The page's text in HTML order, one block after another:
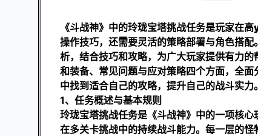
《斗战神》中的玲珑宝塔挑战任务是玩家在高
操作技巧，还需要灵活的策略部署与角色搭
析，结合技巧和攻略，为广大玩家提供有力
和装备、常见问题与应对策略四个方面，全
中找到适合自己的攻略，提升自己的战斗实力。
1、任务概述与基本规则
玲珑宝塔挑战任务是《斗战神》中的一项核
在多关卡挑战中的持续战斗能力。每一层的